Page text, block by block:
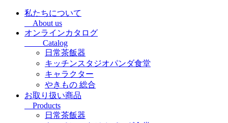
私たちについて
About us
オンラインカタログ
Catalog
日常茶飯器
キッチンスタジオパンダ食堂
キャラクター
やきもの 総合
お取り扱い商品
Products
日常茶飯器